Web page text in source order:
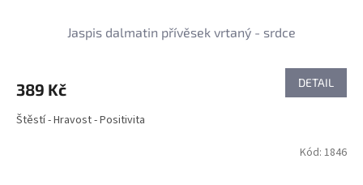
Jaspis dalmatin přívěsek vrtaný - srdce
389 Kč DETAIL
Štěstí - Hravost - Positivita
Kód: 1846